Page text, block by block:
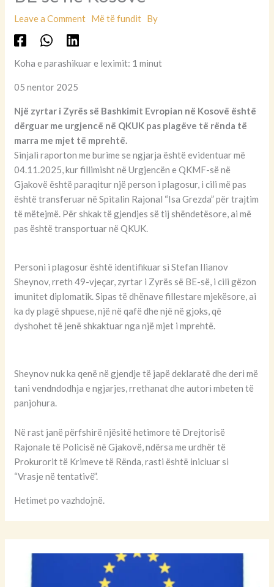
Leave a Comment Më të fundit By
Koha e parashikuar e leximit: 1 minut
05 nentor 2025
Një zyrtar i Zyrës së Bashkimit Evropian në Kosovë është
dërguar me urgjencë në QKUK pas plagëve të rënda të
marra me mjet të mprehtë.
Sinjali raporton me burime se ngjarja është evidentuar më
04.11.2025, kur fillimisht në Urgjencën e QKMF-së në
Gjakovë është paraqitur një person i plagosur, i cili më pas
është transferuar në Spitalin Rajonal “Isa Grezda” për trajtim
të mëtejmë. Për shkak të gjendjes së tij shëndetësore, ai më
pas është transportuar në QKUK.
Personi i plagosur është identifikuar si Stefan Ilianov
Sheynov, rreth 49-vjeçar, zyrtar i Zyrës së BE-së, i cili gëzon
imunitet diplomatik. Sipas të dhënave fillestare mjekësore, ai
ka dy plagë shpuese, një në qafë dhe një në gjoks, që
dyshohet të jenë shkaktuar nga një mjet i mprehtë.
Sheynov nuk ka qenë në gjendje të japë deklaratë dhe deri më
tani vendndodhja e ngjarjes, rrethanat dhe autori mbeten të
panjohura.
Në rast janë përfshirë njësitë hetimore të Drejtorisë
Rajonale të Policisë në Gjakovë, ndërsa me urdhër të
Prokurorit të Krimeve të Rënda, rasti është iniciuar si
“Vrasje në tentativë”.
Hetimet po vazhdojnë.